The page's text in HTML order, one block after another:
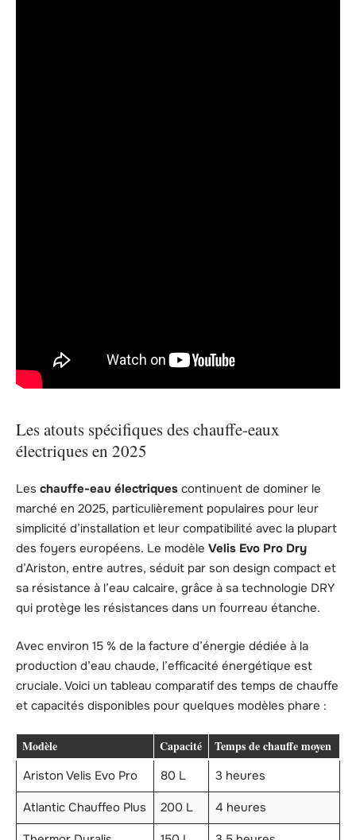
Les atouts spécifiques des chauffe-eaux
électriques en 2025
Les chauffe-eau électriques continuent de dominer le
marché en 2025, particulièrement populaires pour leur
simplicité d’installation et leur compatibilité avec la plupart
des foyers européens. Le modèle Velis Evo Pro Dry
d’Ariston, entre autres, séduit par son design compact et
sa résistance à l’eau calcaire, grâce à sa technologie DRY
qui protège les résistances dans un fourreau étanche.
Avec environ 15 % de la facture d’énergie dédiée à la
production d’eau chaude, l’efficacité énergétique est
cruciale. Voici un tableau comparatif des temps de chauffe
et capacités disponibles pour quelques modèles phare :
Modèle Capacité Temps de chauffe moyen
Ariston Velis Evo Pro 80 L
3 heures
Atlantic Chauffeo Plus
200 L
4 heures